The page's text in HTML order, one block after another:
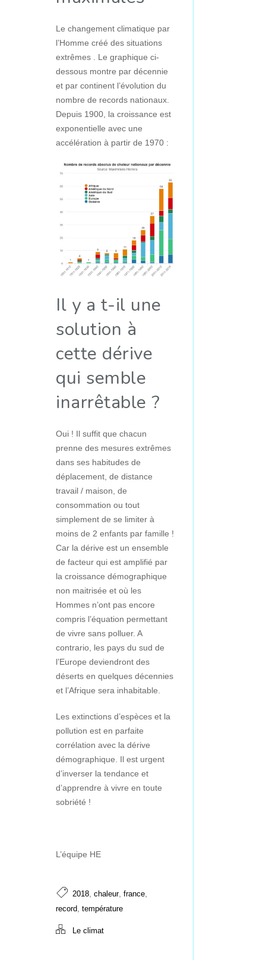
Le changement climatique par
l’Homme créé des situations
extrêmes . Le graphique ci-
dessous montre par décennie
et par continent l’évolution du
nombre de records nationaux.
Depuis 1900, la croissance est
exponentielle avec une
accélération à partir de 1970 :
Il y a t-il une
solution à
cette dérive
qui semble
inarrêtable ?
Oui ! Il suffit que chacun
prenne des mesures extrêmes
dans ses habitudes de
déplacement, de distance
travail / maison, de
consommation ou tout
simplement de se limiter à
moins de 2 enfants par famille !
Car la dérive est un ensemble
de facteur qui est amplifié par
la croissance démographique
non maitrisée et où les
Hommes n’ont pas encore
compris l’équation permettant
de vivre sans polluer. A
contrario, les pays du sud de
l’Europe deviendront des
déserts en quelques décennies
et l’Afrique sera inhabitable.
Les extinctions d’espèces et la
pollution est en parfaite
corrélation avec la dérive
démographique. Il est urgent
d’inverser la tendance et
d’apprendre à vivre en toute
sobriété !
L’équipe HE
2018 chaleur, france
record température
Le climat